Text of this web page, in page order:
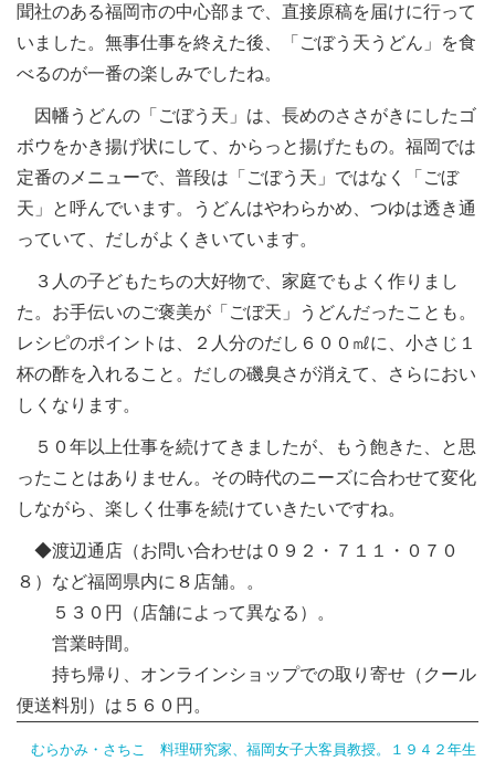
聞社のある福岡市の中心部まで、直接原稿を届けに行って
いました。無事仕事を終えた後、「ごぼう天うどん」を食
べるのが一番の楽しみでしたね。
因幡うどんの「ごぼう天」は、長めのささがきにしたゴ
ボウをかき揚げ状にして、からっと揚げたもの。福岡では
定番のメニューで、普段は「ごぼう天」ではなく「ごぼ
天」と呼んでいます。うどんはやわらかめ、つゆは透き通
っていて、だしがよくきいています。
３人の子どもたちの大好物で、家庭でもよく作りまし
た。お手伝いのご褒美が「ごぼ天」うどんだったことも。
レシピのポイントは、２人分のだし６００㎖に、小さじ１
杯の酢を入れること。だしの磯臭さが消えて、さらにおい
しくなります。
５０年以上仕事を続けてきましたが、もう飽きた、と思
ったことはありません。その時代のニーズに合わせて変化
しながら、楽しく仕事を続けていきたいですね。
◆渡辺通店（お問い合わせは０９２・７１１・０７０
８）など福岡県内に８店舗。。
５３０円（店舗によって異なる）。
営業時間。
持ち帰り、オンラインショップでの取り寄せ（クール
便送料別）は５６０円。
むらかみ・さちこ 料理研究家、福岡女子大客員教授。１９４２年生